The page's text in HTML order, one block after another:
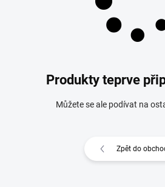
Produkty teprve
Můžete se ale podívat na
Zpět do